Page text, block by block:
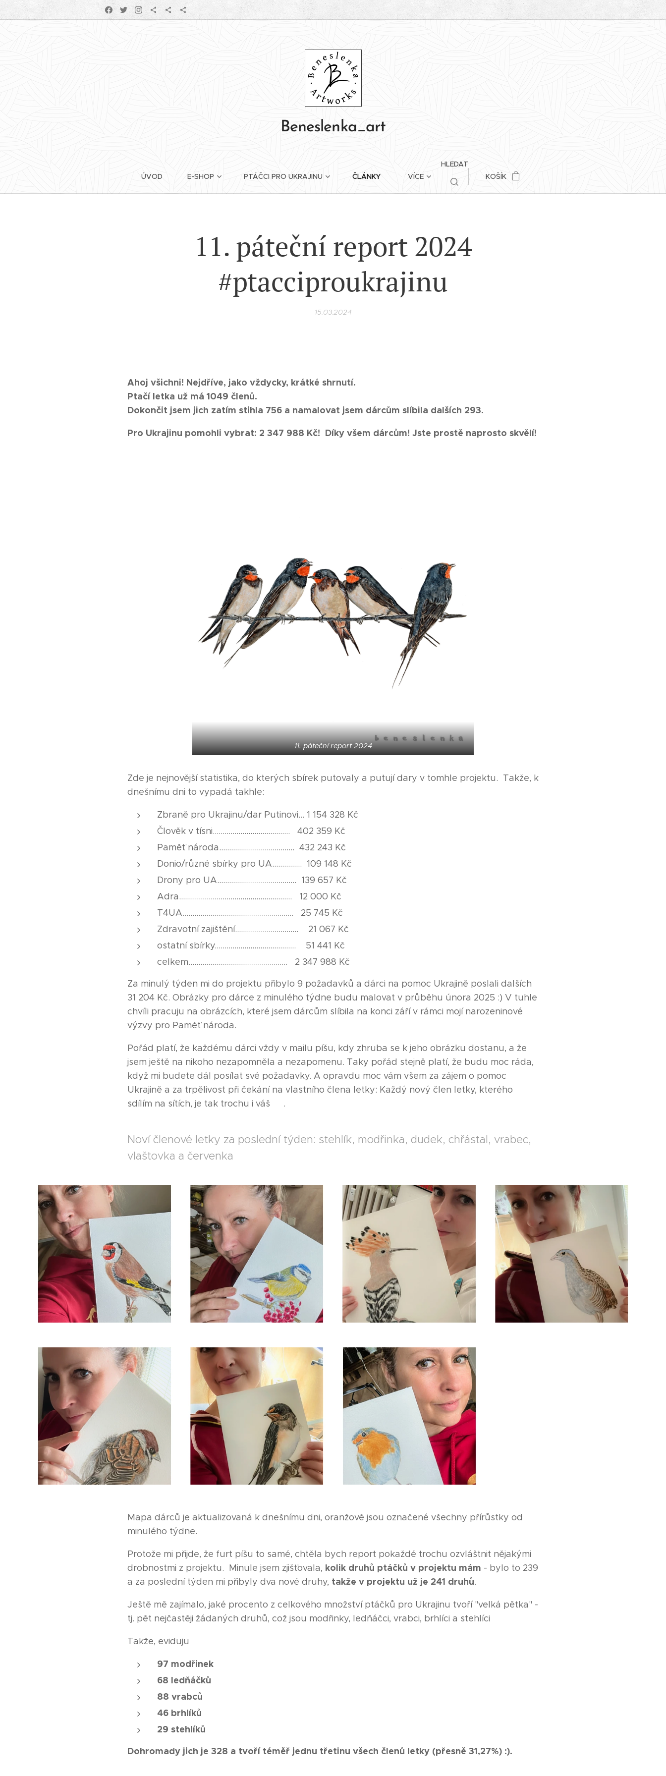
Beneslenka_art
ÚVOD E-SHOP PTÁČCI PRO UKRAJINU ČLÁNKY VÍCE
HLEDAT
KOŠÍK
11. páteční report 2024
#ptacciproukrajinu
15.03.2024
Ahoj všichni! Nejdříve, jako vždycky, krátké shrnutí.
Ptačí letka už má 1049 členů.
Dokončit jsem jich zatím stihla 756 a namalovat jsem dárcům slíbila dalších 293.
Pro Ukrajinu pomohli vybrat: 2 347 988 Kč! Díky všem dárcům! Jste prostě naprosto skvělí!
11. páteční report 2024
Zde je nejnovější statistika, do kterých sbírek putovaly a putují dary v tomhle projektu. Takže, k
dnešnímu dni to vypadá takhle:
Zbraně pro Ukrajinu/dar Putinovi... 1 154 328 Kč
Člověk v tísni....................................... 402 359 Kč
Paměť národa...................................... 432 243 Kč
Donio/různé sbírky pro UA............... 109 148 Kč
Drony pro UA........................................ 139 657 Kč
Adra......................................................... 12 000 Kč
T4UA........................................................ 25 745 Kč
Zdravotní zajištění................................ 21 067 Kč
ostatní sbírky......................................... 51 441 Kč
celkem.................................................. 2 347 988 Kč
Za minulý týden mi do projektu přibylo 9 požadavků a dárci na pomoc Ukrajině poslali dalších
31 204 Kč. Obrázky pro dárce z minulého týdne budu malovat v průběhu února 2025 :) V tuhle
chvíli pracuju na obrázcích, které jsem dárcům slíbila na konci září v rámci mojí narozeninové
výzvy pro Paměť národa.
Pořád platí, že každému dárci vždy v mailu píšu, kdy zhruba se k jeho obrázku dostanu, a že
jsem ještě na nikoho nezapomněla a nezapomenu. Taky pořád stejně platí, že budu moc ráda,
když mi budete dál posílat své požadavky. A opravdu moc vám všem za zájem o pomoc
Ukrajině a za trpělivost při čekání na vlastního člena letky: Každý nový člen letky, kterého
sdílím na sítích, je tak trochu i váš ❤.
Noví členové letky za poslední týden: stehlík, modřinka, dudek, chřástal, vrabec,
vlaštovka a červenka ❤
Mapa dárců je aktualizovaná k dnešnímu dni, oranžově jsou označené všechny přírůstky od
minulého týdne.
Protože mi přijde, že furt píšu to samé, chtěla bych report pokaždé trochu ozvláštnit nějakými
drobnostmi z projektu. Minule jsem zjišťovala, kolik druhů ptáčků v projektu mám - bylo to 239
a za poslední týden mi přibyly dva nové druhy, takže v projektu už je 241 druhů.
Ještě mě zajímalo, jaké procento z celkového množství ptáčků pro Ukrajinu tvoří "velká pětka" -
tj. pět nejčastěji žádaných druhů, což jsou modřinky, ledňáčci, vrabci, brhlíci a stehlíci
Takže, eviduju
97 modřinek
68 ledňáčků
88 vrabců
46 brhlíků
29 stehlíků
Dohromady jich je 328 a tvoří téměř jednu třetinu všech členů letky (přesně 31,27%) :).